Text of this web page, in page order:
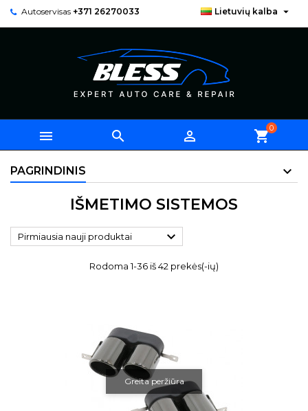
Autoservisas +371 26270033 Lietuvių kalba 
   shopping_cart0
PAGRINDINIS
IŠMETIMO SISTEMOS
Pirmiausia nauji produktai 
Rodoma 1-36 iš 42 prekės(-ių)
Greita peržiūra